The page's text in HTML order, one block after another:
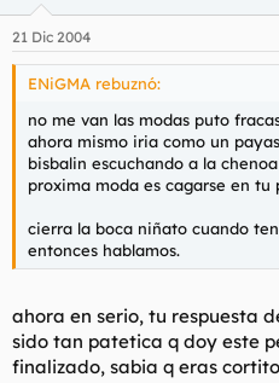
21 Dic 2004
ENiGMA rebuznó:
no me van las modas puto
ahora mismo iria como un
bisbalin escuchando a la
proxima moda es cagarse en
cierra la boca niñato cuando
entonces hablamos.
ahora en serio, tu respuesta
sido tan patetica q doy este
finalizado, sabia q eras